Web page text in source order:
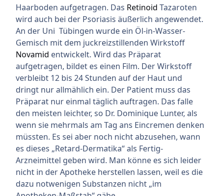
Haarboden aufgetragen. Das Retinoid Tazaroten
wird auch bei der Psoriasis äußerlich angewendet.
An der Uni Tübingen wurde ein Öl-in-Wasser-
Gemisch mit dem juckreizstillenden Wirkstoff
Novamid entwickelt. Wird das Präparat
aufgetragen, bildet es einen Film. Der Wirkstoff
verbleibt 12 bis 24 Stunden auf der Haut und
dringt nur allmählich ein. Der Patient muss das
Präparat nur einmal täglich auftragen. Das falle
den meisten leichter, so Dr. Dominique Lunter, als
wenn sie mehrmals am Tag ans Eincremen denken
müssten. Es sei aber noch nicht abzusehen, wann
es dieses „Retard-Dermatika“ als Fertig-
Arzneimittel geben wird. Man könne es sich leider
nicht in der Apotheke herstellen lassen, weil es die
dazu notwenigen Substanzen nicht „im